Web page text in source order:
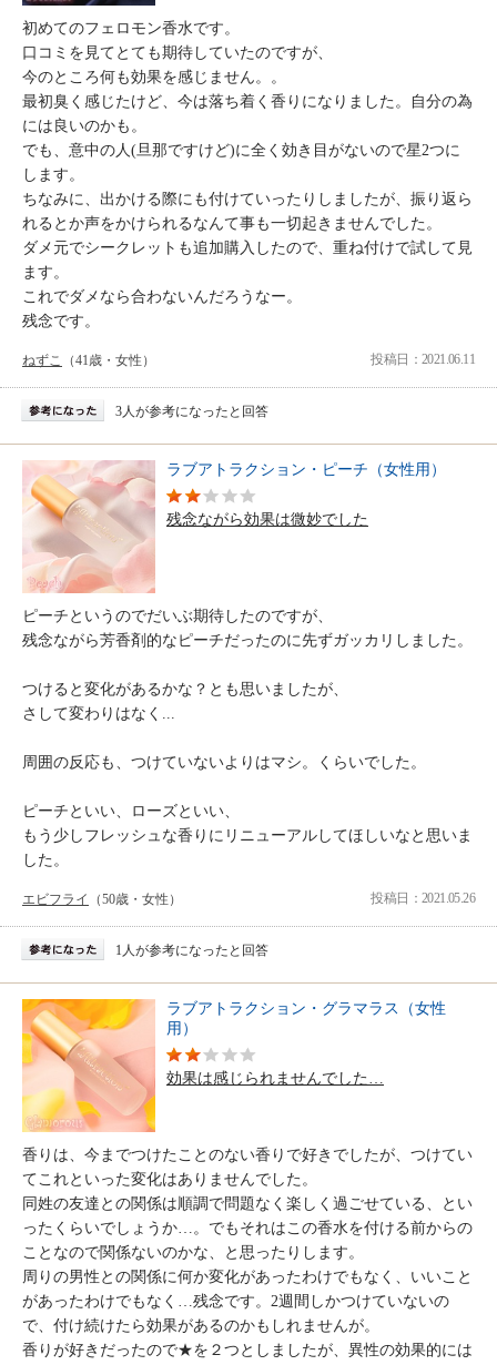
初めてのフェロモン香水です。
口コミを見てとても期待していたのですが、
今のところ何も効果を感じません。。
最初臭く感じたけど、今は落ち着く香りになりました。自分の為
には良いのかも。
でも、意中の人(旦那ですけど)に全く効き目がないので星2つに
します。
ちなみに、出かける際にも付けていったりしましたが、振り返ら
れるとか声をかけられるなんて事も一切起きませんでした。
ダメ元でシークレットも追加購入したので、重ね付けで試して見
ます。
これでダメなら合わないんだろうなー。
残念です。
ねずこ （41歳・女性） 投稿日：2021.06.11
3人が参考になったと回答
ラブアトラクション・ピーチ（女性用）
残念ながら効果は微妙でした
ピーチというのでだいぶ期待したのですが、
残念ながら芳香剤的なピーチだったのに先ずガッカリしました。
つけると変化があるかな？とも思いましたが、
さして変わりはなく...
周囲の反応も、つけていないよりはマシ。くらいでした。
ピーチといい、ローズといい、
もう少しフレッシュな香りにリニューアルしてほしいなと思いま
した。
エビフライ （50歳・女性） 投稿日：2021.05.26
1人が参考になったと回答
ラブアトラクション・グラマラス（女性
用）
効果は感じられませんでした…
香りは、今までつけたことのない香りで好きでしたが、つけてい
てこれといった変化はありませんでした。
同姓の友達との関係は順調で問題なく楽しく過ごせている、とい
ったくらいでしょうか…。でもそれはこの香水を付ける前からの
ことなので関係ないのかな、と思ったりします。
周りの男性との関係に何か変化があったわけでもなく、いいこと
があったわけでもなく…残念です。2週間しかつけていないの
で、付け続けたら効果があるのかもしれませんが。
香りが好きだったので★を２つとしましたが、異性の効果的には